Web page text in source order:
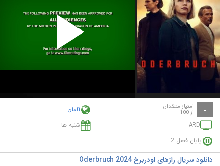
Play
Video
- امتیاز منتقدان
از 100
آلمان
ARD
شنبه ها
پایان فصل 2
دانلود سریال رازهای اودربرخ Oderbruch 2024